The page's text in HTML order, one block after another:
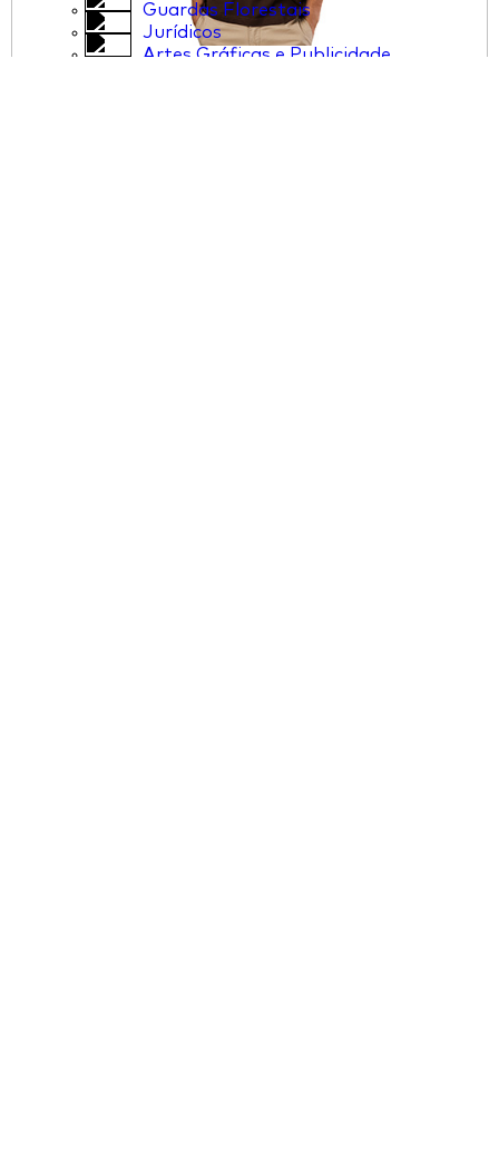
Guardas Florestais
Jurídicos
Artes Gráficas e Publicidade